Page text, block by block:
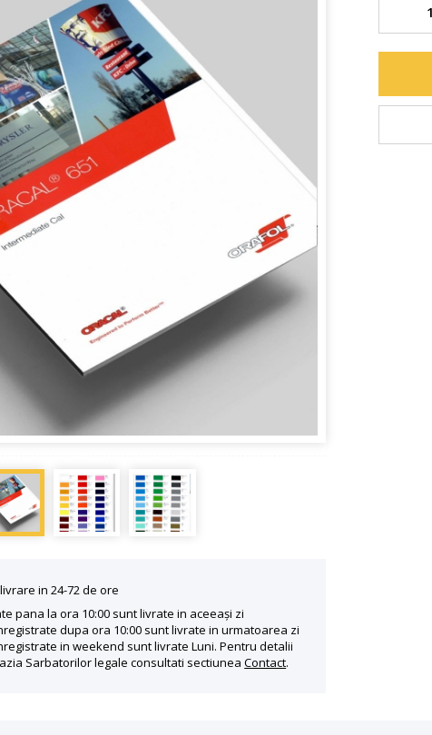
in 24-72 de ore
pana la ora 10:00 sunt livrate in aceeași zi
dupa ora 10:00 sunt livrate in urmatoarea zi
in weekend sunt livrate Luni. Pentru detalii
Sarbatorilor legale consultati sectiuneaContact.